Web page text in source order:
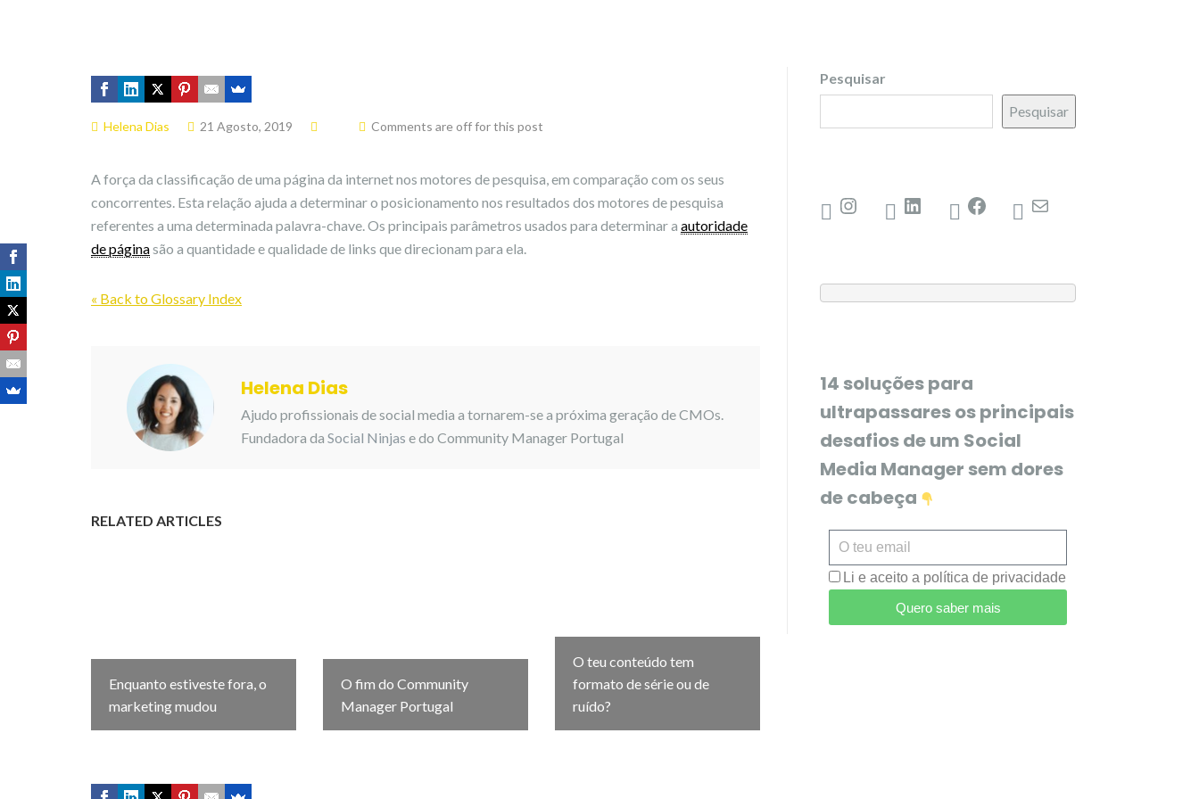
Helena Dias 21 Agosto, 2019 Comments are off for this post
A força da classificação de uma página da internet nos motores de pesquisa, em comparação com os seus
concorrentes. Esta relação ajuda a determinar o posicionamento nos resultados dos motores de pesquisa
referentes a uma determinada palavra-chave. Os principais parâmetros usados para determinar a autoridade
de páginasão a quantidade e qualidade de links que direcionam para ela.
« Back to Glossary Index
Helena Dias
Ajudo profissionais de social media a tornarem-se a próxima geração de CMOs.
Fundadora da Social Ninjas e do Community Manager Portugal
RELATED ARTICLES
Enquanto estiveste fora, o
marketing mudou
O fim do Community
Manager Portugal
O teu conteúdo tem
formato de série ou de
ruído?
Pesquisar
Pesquisar
14 soluções para
ultrapassares os principais
desafios de um Social
Media Manager sem dores
de cabeça
Li e aceito a política de privacidade
Quero saber mais